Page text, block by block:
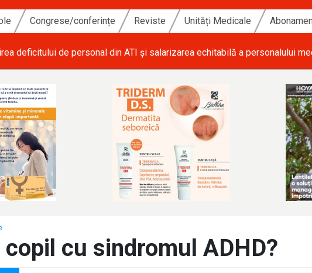
Congrese/conferințe Reviste Unități Medicale
deficitului de personal din ATI și salarizarea echitabilă a personalului
cu sindromul ADHD?